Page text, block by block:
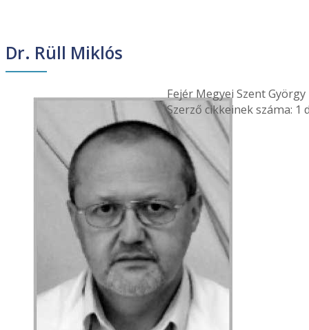
Dr. Rüll Miklós
Fejér Megyei Szent
Szerző cikkeinek száma: 1